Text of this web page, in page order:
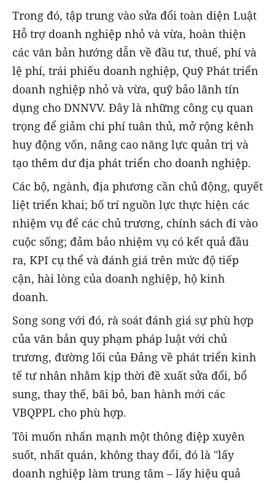
Trong đó, tập trung vào sửa đổi toàn diện Luật
Hỗ trợ doanh nghiệp nhỏ và vừa, hoàn thiện
các văn bản hướng dẫn về đầu tư, thuế, phí và
lệ phí, trái phiếu doanh nghiệp, Quỹ Phát triển
doanh nghiệp nhỏ và vừa, quỹ bảo lãnh tín
dụng cho DNNVV. Đây là những công cụ quan
trọng để giảm chi phí tuân thủ, mở rộng kênh
huy động vốn, nâng cao năng lực quản trị và
tạo thêm dư địa phát triển cho doanh nghiệp.
Các bộ, ngành, địa phương cần chủ động, quyết
liệt triển khai; bố trí nguồn lực thực hiện các
nhiệm vụ để các chủ trương, chính sách đi vào
cuộc sống; đảm bảo nhiệm vụ có kết quả đầu
ra, KPI cụ thể và đánh giá trên mức độ tiếp
cận, hài lòng của doanh nghiệp, hộ kinh
doanh.
Song song với đó, rà soát đánh giá sự phù hợp
của văn bản quy phạm pháp luật với chủ
trương, đường lối của Đảng về phát triển kinh
tế tư nhân nhằm kịp thời đề xuất sửa đổi, bổ
sung, thay thế, bãi bỏ, ban hành mới các
VBQPPL cho phù hợp.
Tôi muốn nhấn mạnh một thông điệp xuyên
suốt, nhất quán, không thay đổi, đó là "lấy
doanh nghiệp làm trung tâm – lấy hiệu quả